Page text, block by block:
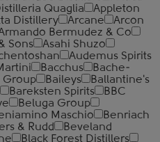
Quaglia
Appleton
Distillery Arcane
Arcon
Bermudez & Co
Sons
Asahi Shuzo
Audemus Spirits
Bacchus
Bache-
Group Baileys
Ballantine's
Bareksten Spirits
BBC
Beluga Group
Maschio
Benriach
& Rudd
Beveland
Black Forest Distillers